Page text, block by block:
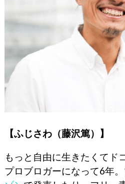
【ふじさわ（藤沢篤）】
もっと自由に生きたくてド
プロブロガーになって6年